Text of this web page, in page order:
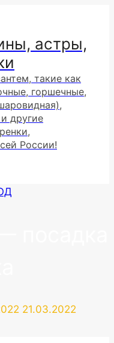
астры,
такие как
горшечные,
другие
России!
21.03.2022